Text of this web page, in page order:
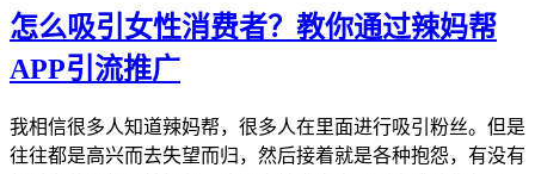
怎么吸引女性消费者？教你通过辣妈帮
APP引流推广
我相信很多人知道辣妈帮，很多人在里面进行吸引粉丝。但是
往往都是高兴而去失望而归，然后接着就是各种抱怨，有没有